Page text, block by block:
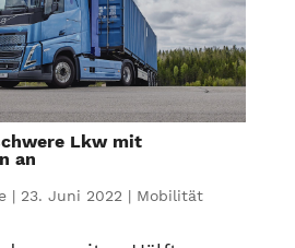
Lkw mit
an
| 23. Juni 2022 | Mobilität